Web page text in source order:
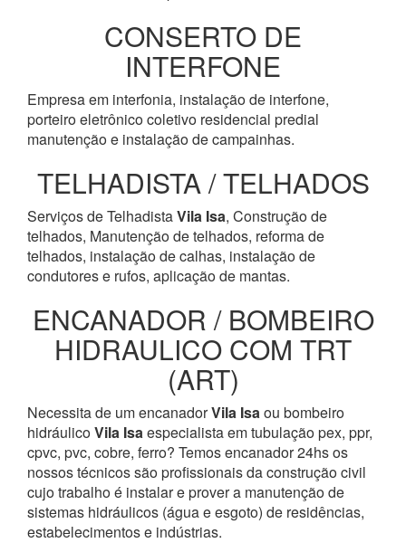
CONSERTO DE
INTERFONE
Empresa em interfonia, instalação de interfone,
porteiro eletrônico coletivo residencial predial
manutenção e instalação de campainhas.
TELHADISTA / TELHADOS
Serviços de TelhadistaVila Isa, Construção de
telhados, Manutenção de telhados, reforma de
telhados, instalação de calhas, instalação de
condutores e rufos, aplicação de mantas.
ENCANADOR / BOMBEIRO
HIDRAULICO COM TRT
(ART)
Necessita de um encanadorVila Isaou bombeiro
hidráulicoVila Isaespecialista em tubulação pex, ppr,
cpvc, pvc, cobre, ferro? Temos encanador 24hs os
nossos técnicos são profissionais da construção civil
cujo trabalho é instalar e prover a manutenção de
sistemas hidráulicos (água e esgoto) de residências,
estabelecimentos e indústrias.